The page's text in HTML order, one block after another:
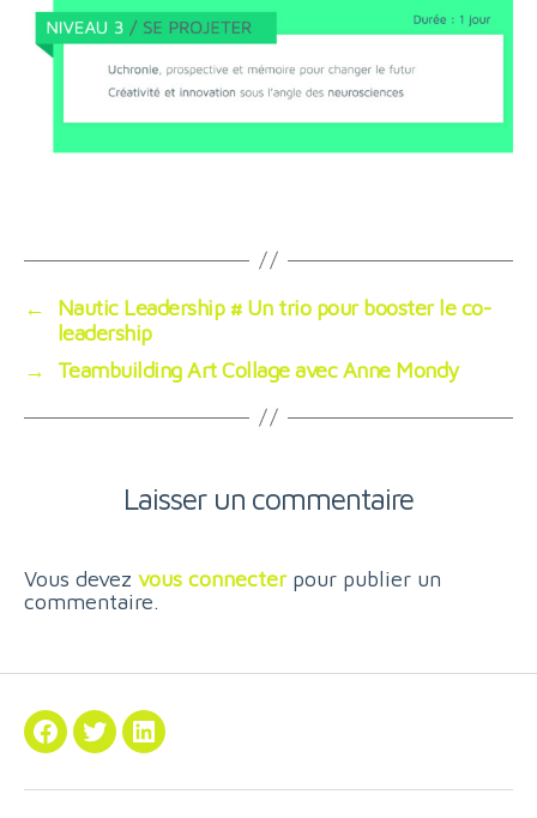
←
Nautic Leadership # Un trio pour booster le co-
leadership
→
Teambuilding Art Collage avec Anne Mondy
Laisser un commentaire
Vous devez vous connecterpour publier un
commentaire.
Facebook
TwitterLinkedin